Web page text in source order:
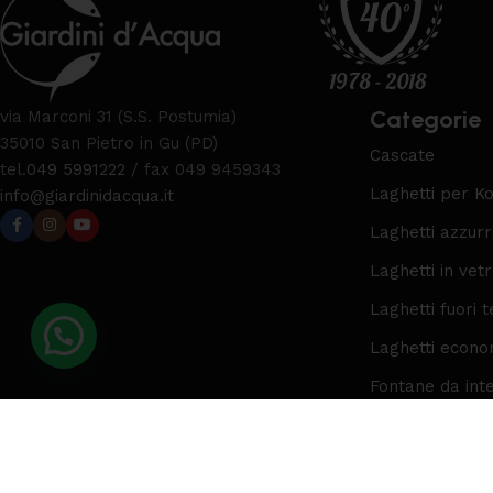
via Marconi 31 (S.S. Postumia)
35010 San Pietro in Gu (PD)
tel.049 5991222 / fax 049 9459343
info@giardinidacqua.it
Categorie
Cascate
Laghetti per
Laghetti azzurri
Laghetti in
Laghetti fuori
Laghetti
Fontane da